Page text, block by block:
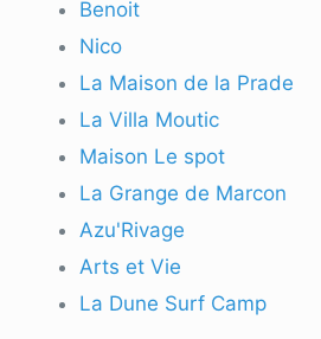
Benoit
Nico
La Maison de la Prade
La Villa Moutic
Maison Le spot
La Grange de Marcon
Azu'Rivage
Arts et Vie
La Dune Surf Camp